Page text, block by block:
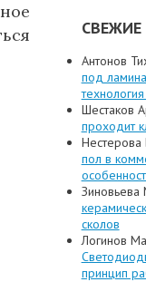
Антонов
под
Шестаков
проходит
Нестерова
пол в
Зиновьева
сколов
Логинов
принцип